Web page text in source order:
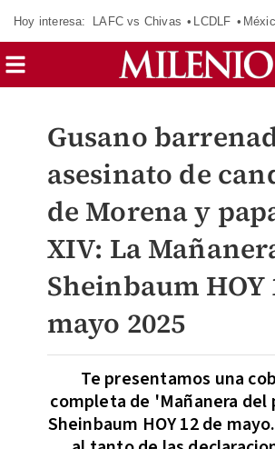
Hoy interesa: LAFC vs Chivas LCDLF
Gusano
asesinato de
de Morena y
XIV: La
Sheinbaum HOY
mayo 2025
Te presentamos una
completa de 'Mañanera del
Sheinbaum HOY 12 de